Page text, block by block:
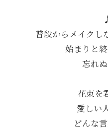
普段からメイクし
始まりと
忘れ
花束を
愛しい
どんな